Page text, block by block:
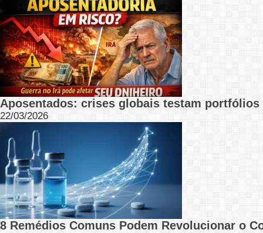
Aposentados: crises globais testam
22/03/2026
8 Remédios Comuns Podem Revolucionar o